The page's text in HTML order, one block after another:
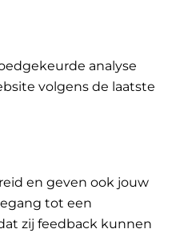
analyse
volgens de laatste
en geven ook jouw
tot een
zij feedback kunnen